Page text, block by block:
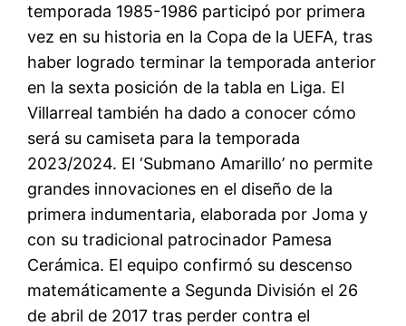
temporada 1985-1986 participó por primera
vez en su historia en la Copa de la UEFA, tras
haber logrado terminar la temporada anterior
en la sexta posición de la tabla en Liga. El
Villarreal también ha dado a conocer cómo
será su camiseta para la temporada
2023/2024. El ‘Submano Amarillo’ no permite
grandes innovaciones en el diseño de la
primera indumentaria, elaborada por Joma y
con su tradicional patrocinador Pamesa
Cerámica. El equipo confirmó su descenso
matemáticamente a Segunda División el 26
de abril de 2017 tras perder contra el